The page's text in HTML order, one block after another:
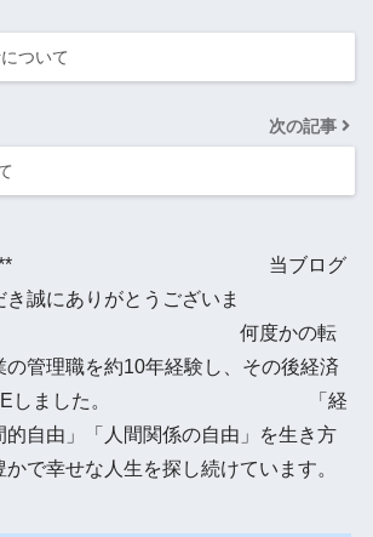
ついて
次の記事
ィール*** 当ブログ
き誠にありがとうございま
度かの転
の管理職を約10年経験し、その後経済
てFIREしました。 「経
的自由」「人間関係の自由」を生き方
で幸せな人生を探し続けています。